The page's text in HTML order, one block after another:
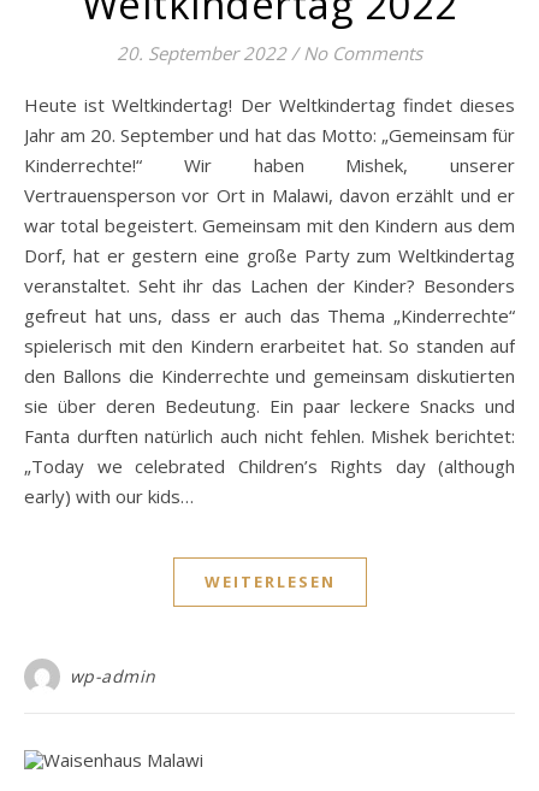
20. September 2022 / No Comments
Heute ist Weltkindertag! Der Weltkindertag findet dieses
Jahr am 20. September und hat das Motto: „Gemeinsam für
Kinderrechte!“ Wir haben Mishek, unserer
Vertrauensperson vor Ort in Malawi, davon erzählt und er
war total begeistert. Gemeinsam mit den Kindern aus dem
Dorf, hat er gestern eine große Party zum Weltkindertag
veranstaltet. Seht ihr das Lachen der Kinder? Besonders
gefreut hat uns, dass er auch das Thema „Kinderrechte“
spielerisch mit den Kindern erarbeitet hat. So standen auf
den Ballons die Kinderrechte und gemeinsam diskutierten
sie über deren Bedeutung. Ein paar leckere Snacks und
Fanta durften natürlich auch nicht fehlen. Mishek berichtet:
„Today we celebrated Children’s Rights day (although
early) with our kids…
WEITERLESEN
wp-admin